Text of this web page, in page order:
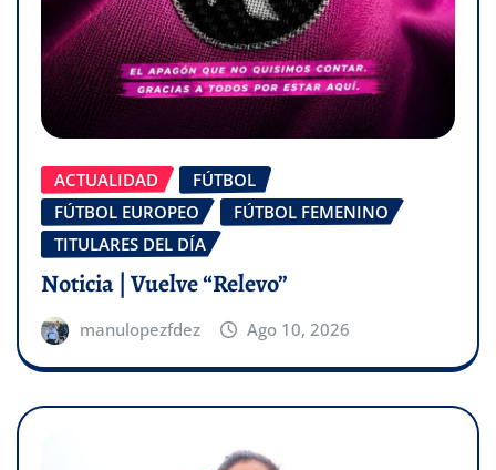
ACTUALIDAD
FÚTBOL
FÚTBOL EUROPEO
FÚTBOL FEMENINO
TITULARES DEL DÍA
Noticia | Vuelve “Relevo”
manulopezfdez Ago 10, 2026